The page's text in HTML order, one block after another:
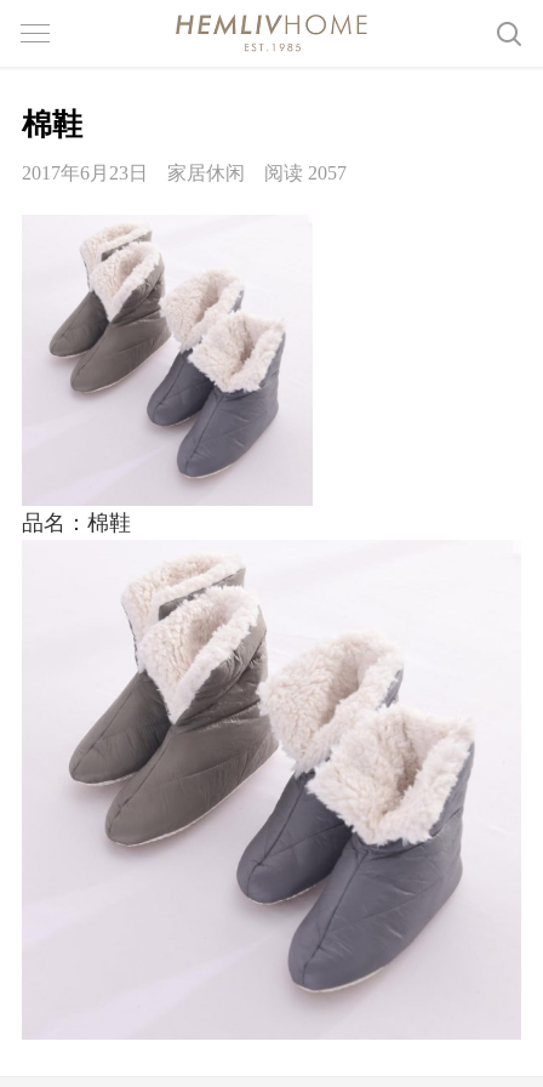
棉鞋
2017年6月23日 家居休闲 阅读 2057
品名：棉鞋